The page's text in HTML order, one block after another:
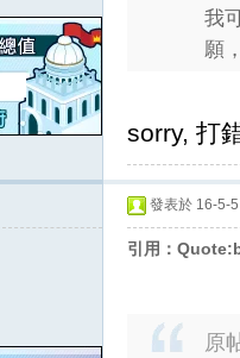
我
願
sorry, 打
發表於 16-5-
引用：
原